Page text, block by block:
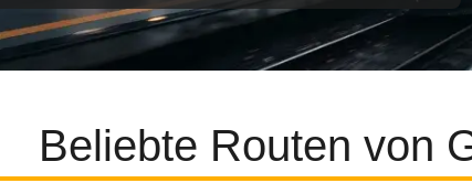
Beliebte Routen von